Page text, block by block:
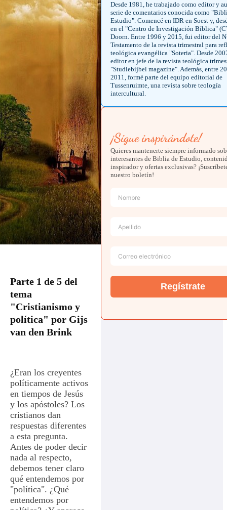
Parte 1 de 5 del
tema
"Cristianismo y
política" por Gijs
van den Brink
¿Eran los creyentes
políticamente activos
en tiempos de Jesús
y los apóstoles? Los
cristianos dan
respuestas diferentes
a esta pregunta.
Antes de poder decir
nada al respecto,
debemos tener claro
qué entendemos por
"política". ¿Qué
entendemos por
Desde 1981, he trabajado como editor y
serie de comentarios conocida como
Estudio". Comencé en IDR en Soest y,
en el "Centro de Investigación Bíblica"
Doorn. Entre 1996 y 2015, fui editor del
Testamento de la revista trimestral para
teológica evangélica "Soteria". Desde
editor en jefe de la revista teológica
"Studiebijbel magazine". Además, entre
2011, formé parte del equipo editorial de
Tussenruimte, una revista sobre teología
intercultural.
¡Sigue inspirándote!
Quieres mantenerte siempre informado
interesantes de Biblia de Estudio,
inspirador y ofertas exclusivas?
nuestro boletín!
Regístrate